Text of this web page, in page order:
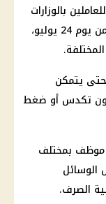
للعاملين بالوزارات
والمصالح الحكومية والهيئات العامة بداية من يوم 24 يوليو،
حتى يتمكن
تكدس أو ضغط
الوسائل
الصرف.